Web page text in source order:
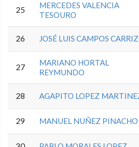
25
MERCEDES VALENCIA
TESOURO
26 JOSÉ LUIS CAMPOS
27
MARIANO HORTAL
REYMUNDO
28 AGAPITO LOPEZ
29 MANUEL NUÑEZ PINACHO